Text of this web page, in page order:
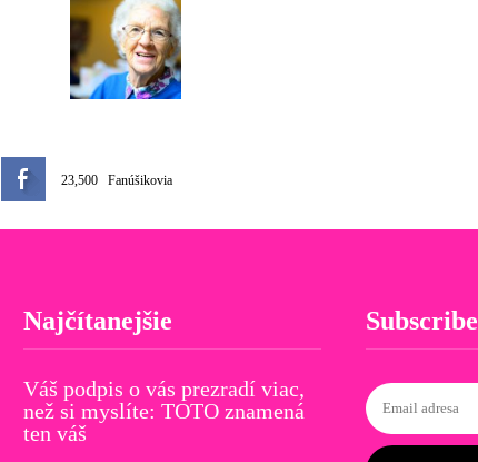
23,500 Fanúšikovia
Najčítanejšie
Váš podpis o vás prezradí viac,
než si myslíte: TOTO znamená
ten váš
Subscribe